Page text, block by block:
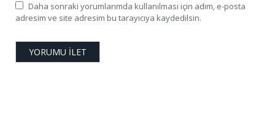
Daha sonraki yorumlarımda kullanılması için adım, e-posta
adresim ve site adresim bu tarayıcıya kaydedilsin.